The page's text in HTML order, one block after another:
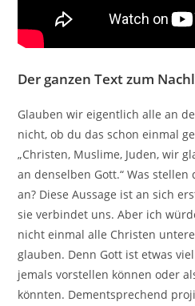
Der ganzen Text zum
Glauben wir eigentlich alle an
nicht, ob du das schon einmal
„Christen, Muslime, Juden, wir
an denselben Gott.“ Was
an? Diese Aussage ist an sich
sie verbindet uns. Aber ich
nicht einmal alle Christen
glauben. Denn Gott ist etwas
jemals vorstellen können oder
könnten. Dementsprechend